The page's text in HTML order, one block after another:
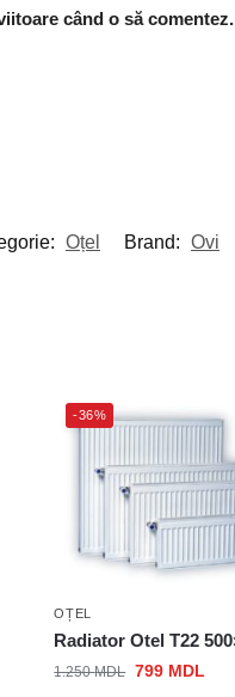
când o să comentez.
Oțel Brand: Ovi
-36%
OȚEL
Radiator Otel T22
1.250MDL 799 MDL